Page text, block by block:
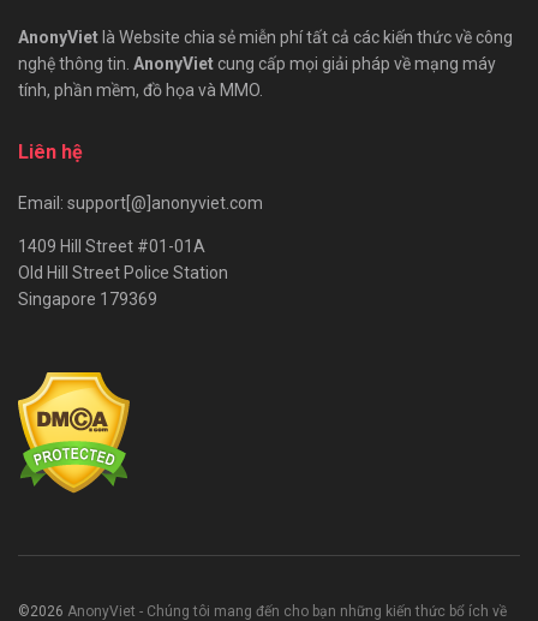
AnonyViet là Website chia sẻ miễn phí tất cả các kiến thức về công
nghệ thông tin. AnonyViet cung cấp mọi giải pháp về mạng máy
tính, phần mềm, đồ họa và MMO.
Liên hệ
Email: support[@]anonyviet.com
1409 Hill Street #01-01A
Old Hill Street Police Station
Singapore 179369
©2026 AnonyViet - Chúng tôi mang đến cho bạn những kiến thức bổ ích về